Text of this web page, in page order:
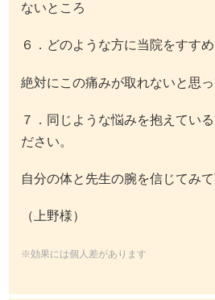
ないところ
６．どのような方に当院をすす
絶対にこの痛みが取れないと思
７．同じような悩みを抱えてい
ださい。
自分の体と先生の腕を信じてみ
（上野様）
※効果には個人差があります